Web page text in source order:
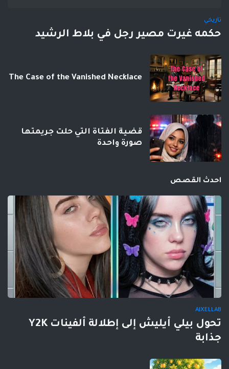
تاريخي
حكمه غيرت مصير رجل في بلاط الرشيد
The Case of the Vanished Necklace
قضية الفتاة التي حلت جريمتها
صورة واحدة
احدث القصص
AIXELLAB
تحول بيلي أيليش إلى إطلالة ألفينات Y2K
جذابة